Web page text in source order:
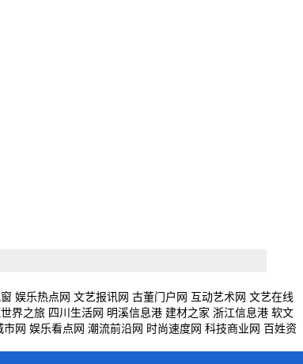
娱乐热点网 文艺报讯网 古董门户网 互动艺术网 文艺在线
界之旅 四川生活网 明溪信息港 建材之家 浙江信息港 软文
市网 娱乐看点网 潮流前沿网 时尚速度网 科技商业网 百姓资